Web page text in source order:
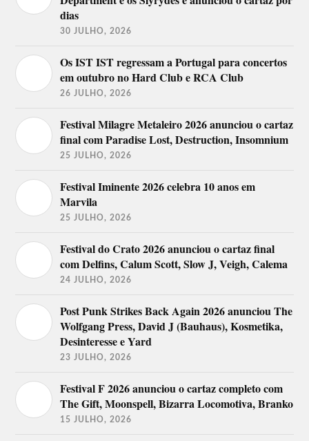
dias
30 JULHO, 2026
Os IST IST regressam a Portugal para concertos
em outubro no Hard Club e RCA Club
26 JULHO, 2026
Festival Milagre Metaleiro 2026 anunciou o cartaz
final com Paradise Lost, Destruction, Insomnium
25 JULHO, 2026
Festival Iminente 2026 celebra 10 anos em
Marvila
25 JULHO, 2026
Festival do Crato 2026 anunciou o cartaz final
com Delfins, Calum Scott, Slow J, Veigh, Calema
24 JULHO, 2026
Post Punk Strikes Back Again 2026 anunciou The
Wolfgang Press, David J (Bauhaus), Kosmetika,
Desinteresse e Yard
23 JULHO, 2026
Festival F 2026 anunciou o cartaz completo com
The Gift, Moonspell, Bizarra Locomotiva, Branko
15 JULHO, 2026